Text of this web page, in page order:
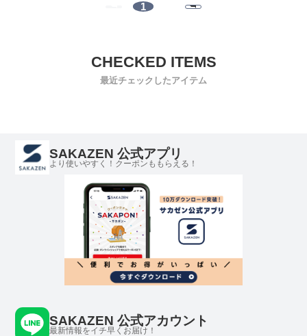
1
最近チェックしたアイテム
SAKAZEN 公式アプリ
より使いやすく！クーポンももらえる！
SAKAZEN 公式アカウント
最新情報をイチ早くお届け！